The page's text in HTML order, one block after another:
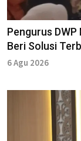
Pengurus
Beri Solusi
6 Agu 2026